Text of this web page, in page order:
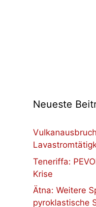
Neueste
Teneriffa:
Krise
Ätna: Weitere
pyroklastische